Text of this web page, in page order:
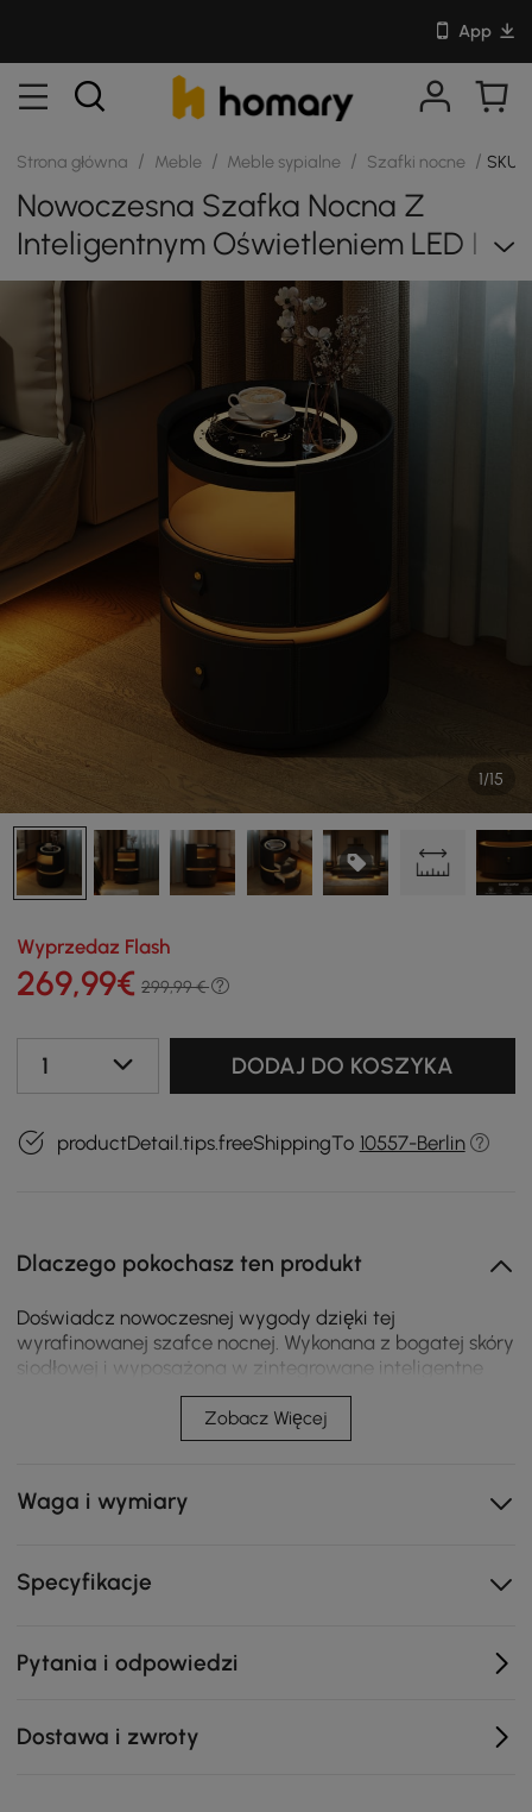
App
Strona główna / Meble / Meble sypialne / Szafki nocne / SKU:
Nowoczesna Szafka Nocna Z
Inteligentnym Oświetleniem LED I
Wykończeniem Ze Skóry Siodłowej
1/15
Wyprzedaz Flash
269,99€ 299,99 €
1 DODAJ DO KOSZYKA
productDetail.tips.freeShippingTo 10557-Berlin
Dlaczego pokochasz ten produkt
Doświadcz nowoczesnej wygody dzięki tej
wyrafinowanej szafce nocnej. Wykonana z bogatej skóry
siodłowej i wyposażona w zintegrowane inteligentne
funkcje, oferuje bezproblemowe ładowanie
bezprzewodowe oraz regulowane oświetlenie,
elegancko dopełnione przez przestronne szuflady i
sanktuarium.
czytania lub relaksu, dostosowując się do Twojego
Zintegrowane ładowanie: Utrzymuj swoje urządzenia
naładowane dzięki wbudowanej stacji ładowania
łóżku bez zbędnych kabli.
Zobacz Więcej
Waga i wymiary
Specyfikacje
Pytania i odpowiedzi
Dostawa i zwroty